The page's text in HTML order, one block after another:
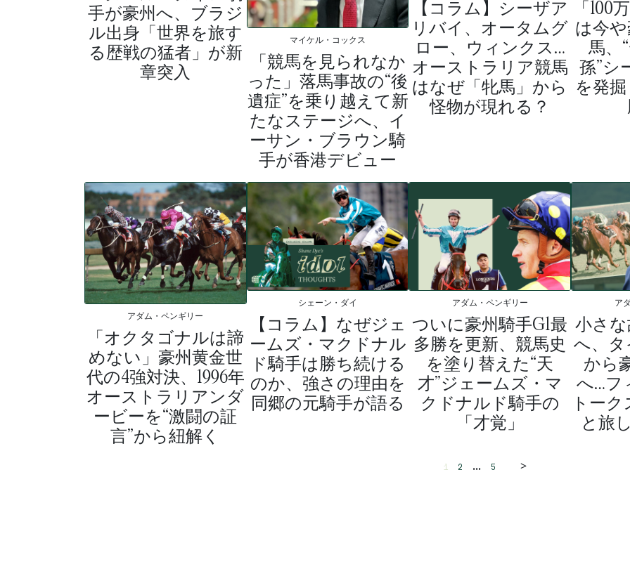
手が豪州へ、ブラジ
ル出身「世界を旅す
る歴戦の猛者」が新
章突入
マイケル・コックス
「競馬を見られなか
った」落馬事故の“後
遺症”を乗り越えて新
たなステージへ、イ
ーサン・ブラウン騎
手が香港デビュー
【コラム】シーザア
リバイ、オータムグ
ロー、ウィンクス…
オーストラリア競馬
はなぜ「牝馬」から
怪物が現れる？
「100
は今
馬、
孫”シ
を発
アダム・ペンギリー
「オクタゴナルは諦
めない」豪州黄金世
代の4強対決、1996年
オーストラリアンダ
ービーを“激闘の証
言”から紐解く
シェーン・ダイ
【コラム】なぜジェ
ームズ・マクドナル
ド騎手は勝ち続ける
のか、強さの理由を
同郷の元騎手が語る
アダム・ペンギリー
ついに豪州騎手G1最
多勝を更新、競馬史
を塗り替えた“天
才”ジェームズ・マ
クドナルド騎手の
「才覚」
ア
小さ
へ、
から
へ…フ
トー
と旅
1 2 ... 5 >